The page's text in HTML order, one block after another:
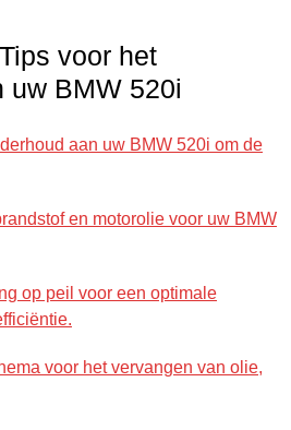
voor het
uw BMW 520i
aan uw BMW 520i om de
en motorolie voor uw BMW
op peil voor een optimale
voor het vervangen van olie,